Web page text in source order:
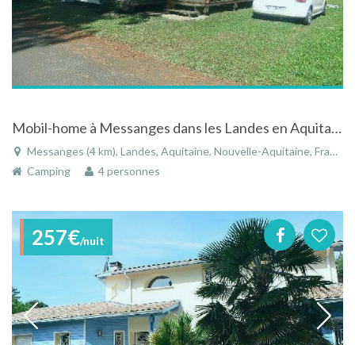
Mobil-home à Messanges dans les Landes en Aquitaine au camping Azu'rivage
Messanges (4 km), Landes, Aquitaine, Nouvelle-Aquitaine, France
Camping
4 personnes
257€/nuit